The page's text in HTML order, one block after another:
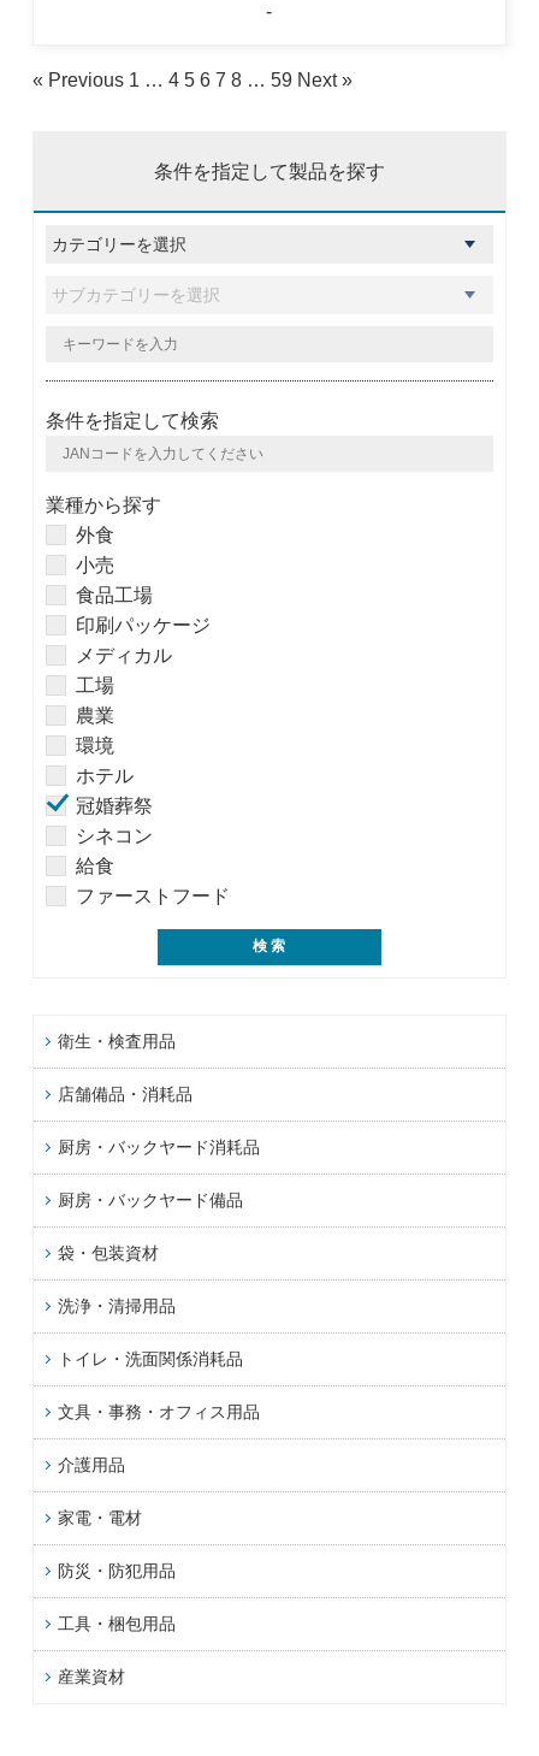
-
« Previous 1 … 4 5 6 7 8 … 59 Next »
条件を指定して製品を探す
条件を指定して検索
業種から探す
外食
小売
食品工場
印刷パッケージ
メディカル
工場
農業
環境
ホテル
冠婚葬祭
シネコン
給食
ファーストフード
衛生・検査用品
店舗備品・消耗品
厨房・バックヤード消耗品
厨房・バックヤード備品
袋・包装資材
洗浄・清掃用品
トイレ・洗面関係消耗品
文具・事務・オフィス用品
介護用品
家電・電材
防災・防犯用品
工具・梱包用品
産業資材